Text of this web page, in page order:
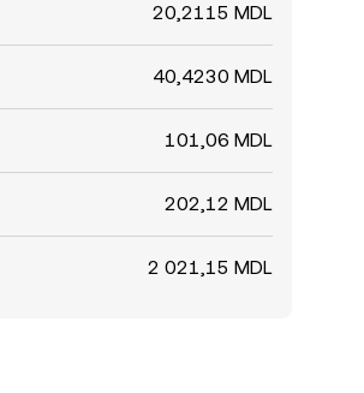
20,2115 MDL
40,4230 MDL
101,06 MDL
202,12 MDL
2 021,15 MDL